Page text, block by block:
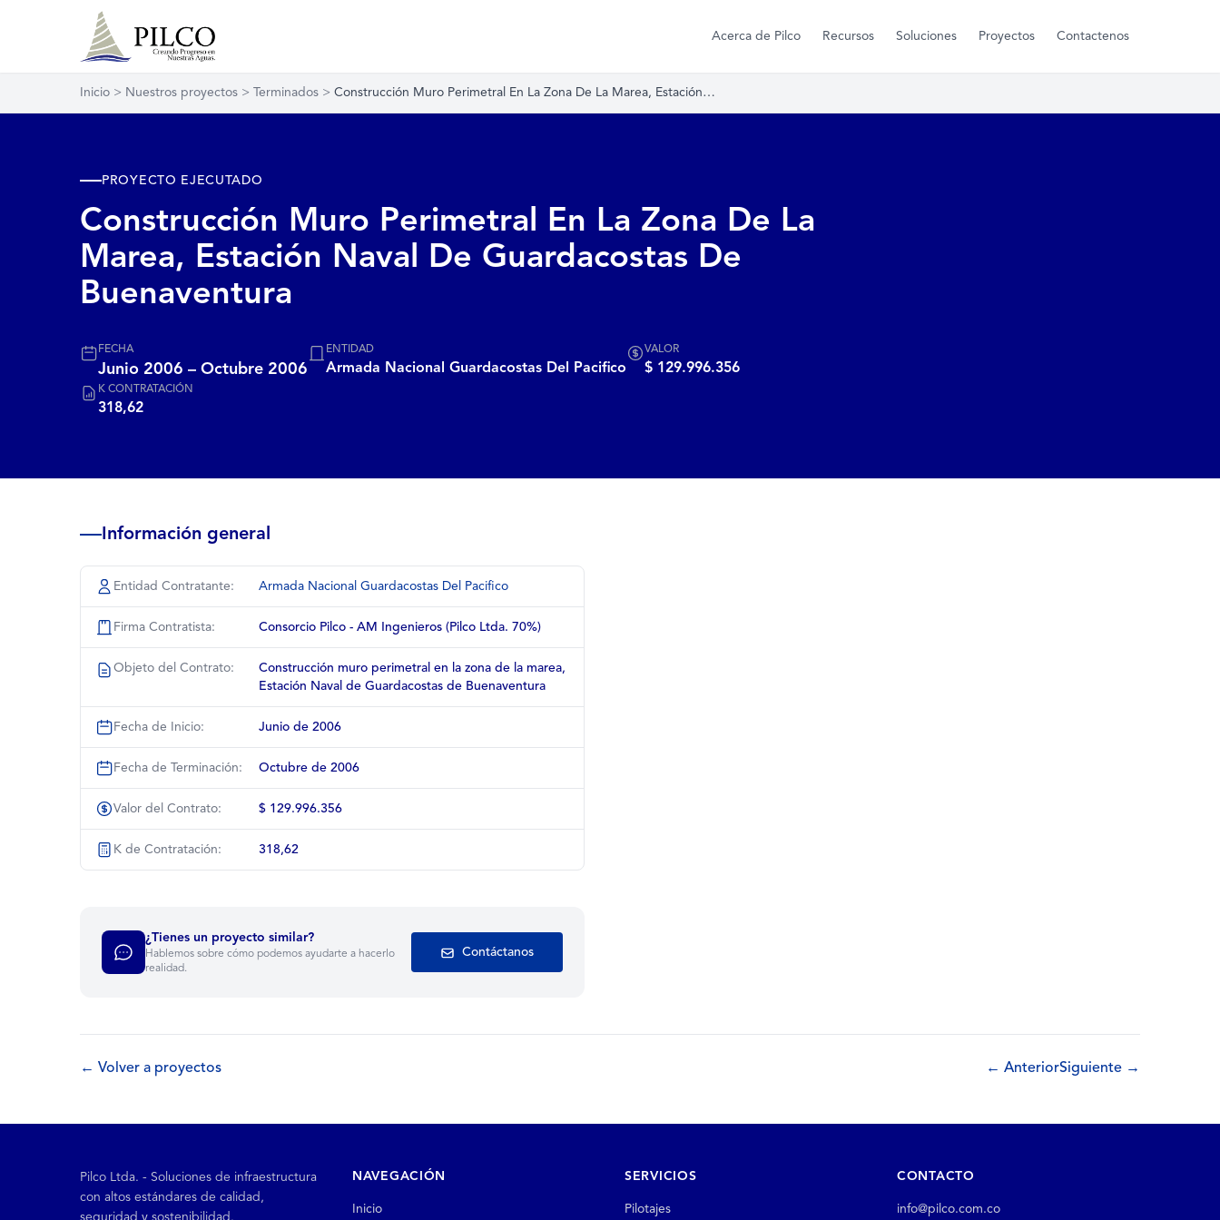
Acerca de Pilco Recursos Soluciones Proyectos Contactenos
Inicio > Nuestros proyectos > Terminados > Construcción Muro Perimetral En La Zona De La Marea, Estación…
PROYECTO EJECUTADO
Construcción Muro Perimetral En La Zona De La
Marea, Estación Naval De Guardacostas De
Buenaventura
FECHA
Junio 2006 – Octubre 2006
ENTIDAD
Armada Nacional Guardacostas Del Pacifico
VALOR
$ 129.996.356
K CONTRATACIÓN
318,62
Información general
Entidad Contratante: Armada Nacional Guardacostas Del Pacifico
Firma Contratista: Consorcio Pilco - AM Ingenieros (Pilco Ltda. 70%)
Objeto del Contrato:
Construcción muro perimetral en la zona de la marea,
Estación Naval de Guardacostas de Buenaventura
Fecha de Inicio: Junio de 2006
Fecha de Terminación: Octubre de 2006
Valor del Contrato: $ 129.996.356
K de Contratación: 318,62
¿Tienes un proyecto similar?
Hablemos sobre cómo podemos ayudarte a hacerlo
realidad.
Contáctanos
← Volver a proyectos ← AnteriorSiguiente →
Pilco Ltda. - Soluciones de infraestructura
con altos estándares de calidad,
seguridad y sostenibilidad.
NAVEGACIÓN
Inicio
SERVICIOS
Pilotajes
CONTACTO
info@pilco.com.co